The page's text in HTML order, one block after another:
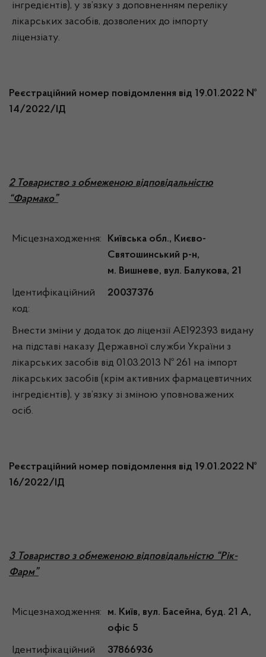
інгредієнтів), у зв’язку з доповненням переліку
лікарських засобів, дозволених до імпорту
ліцензіату.
Реєстраційний номер повідомлення від 19.01.2022 №
14/2022/ІД
2 Товариство з обмеженою відповідальністю
“Фармако”
Місцезнаходження:
Київська обл., Києво-
Святошинський р-н,
м. Вишневе, вул. Балукова, 21
Ідентифікаційний
код:
20037376
Внести зміни у додаток до ліцензії АЕ192393 видану
на підставі наказу Державної служби України з
лікарських засобів від 01.03.2013 № 261 на імпорт
лікарських засобів (крім активних фармацевтичних
інгредієнтів), у зв’язку зі зміною уповноважених
осіб.
Реєстраційний номер повідомлення від 19.01.2022 №
16/2022/ІД
3 Товариство з обмеженою відповідальністю “Рік-
Фарм”
Місцезнаходження:
м. Київ, вул. Басейна, буд. 21 А,
офіс 5
Ідентифікаційний
37866936